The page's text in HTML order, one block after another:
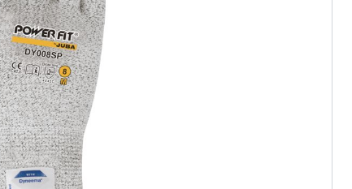
DE LA